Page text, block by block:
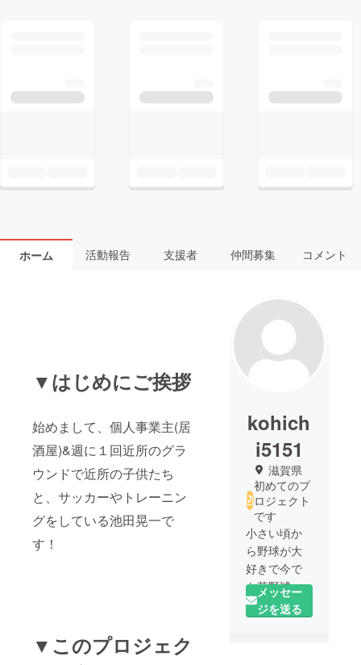
ホーム 活動報告 支援者 仲間募集 コメント
▼はじめにご挨拶
始めまして、個人事業主(居
酒屋)&週に１回近所のグラ
ウンドで近所の子供たち
と、サッカーやトレーニン
グをしている池田晃一で
す！
▼このプロジェク
kohich
i5151
滋賀県
初めてのプ
ロジェクト
です
小さい頃か
ら野球が大
好きで今で
も草野球を
楽しんでい
ます(⌒‐⌒)
メッセー
ジを送る